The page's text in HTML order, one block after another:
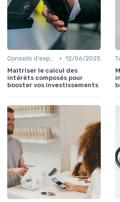
Conseils d'experts financiers • 12/06/2025
Maîtriser le calcul des
intérêts composés pour
booster vos investissements